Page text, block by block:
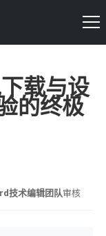
载与设
的终极
技术编辑团队审核